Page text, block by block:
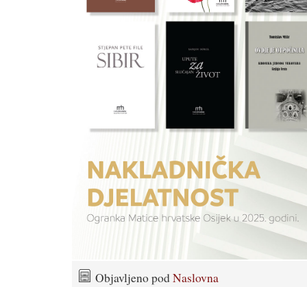
Objavljeno podNaslovna